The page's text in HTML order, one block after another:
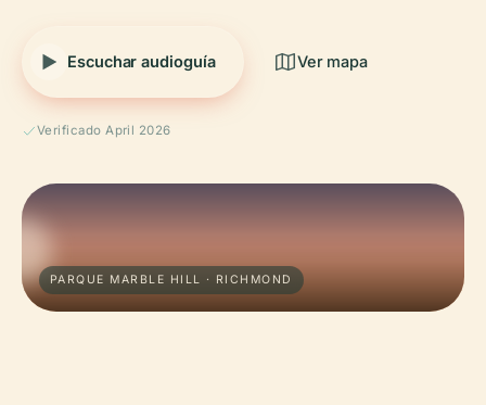
Escuchar audioguía Ver mapa
Verificado April 2026
PARQUE MARBLE HILL · RICHMOND